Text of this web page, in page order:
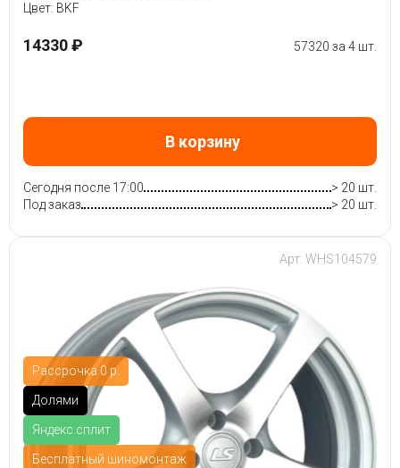
Цвет: BKF
14330 ₽ 57320 за 4 шт.
В корзину
Сегодня после 17:00
> 20 шт.
Под заказ
> 20 шт.
Рассрочка 0 р.
Долями
Яндекс.сплит
Бесплатный шиномонтаж
Арт: WHS104579